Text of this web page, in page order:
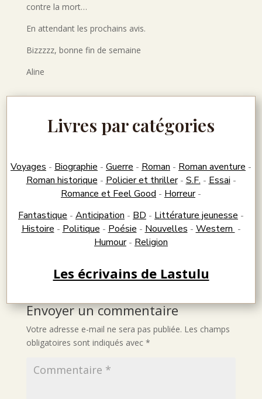
contre la mort…
En attendant les prochains avis.
Bizzzzz, bonne fin de semaine
Aline
Livres par catégories
Voyages - Biographie - Guerre - Roman - Roman aventure -
Roman historique - Policier et thriller- S.F. - Essai -
Romance et Feel Good - Horreur-
Fantastique - Anticipation - BD - Littérature jeunesse -
Histoire - Politique - Poésie - Nouvelles - Western -
Humour- Religion
Les écrivains de Lastulu
Envoyer un commentaire
Votre adresse e-mail ne sera pas publiée. Les champs
obligatoires sont indiqués avec *